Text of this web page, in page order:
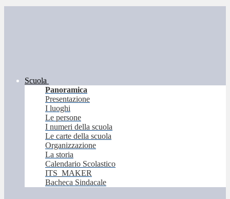
Scuola
Panoramica
Presentazione
I luoghi
Le persone
I numeri della scuola
Le carte della scuola
Organizzazione
La storia
Calendario Scolastico
ITS_MAKER
Bacheca Sindacale